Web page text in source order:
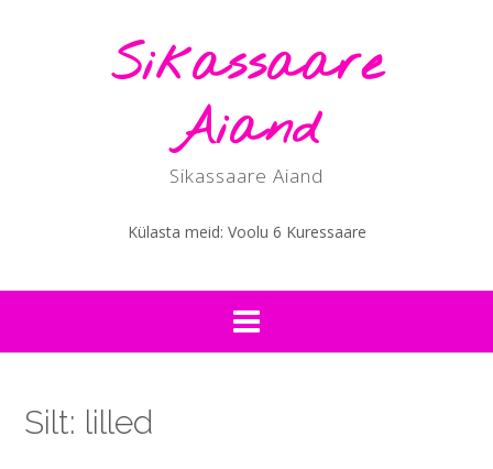
Sikassaare
Aiand
Sikassaare Aiand
Külasta meid: Voolu 6 Kuressaare
Silt: lilled